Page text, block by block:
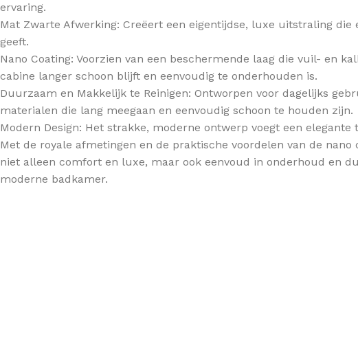
ervaring.
Mat Zwarte Afwerking: Creëert een eigentijdse, luxe uitstraling
geeft.
Nano Coating: Voorzien van een beschermende laag die vuil- en
cabine langer schoon blijft en eenvoudig te onderhouden is.
Duurzaam en Makkelijk te Reinigen: Ontworpen voor dagelijks
materialen die lang meegaan en eenvoudig schoon te houden zijn.
Modern Design: Het strakke, moderne ontwerp voegt een
Met de royale afmetingen en de praktische voordelen van de
niet alleen comfort en luxe, maar ook eenvoud in onderhoud en
moderne badkamer.